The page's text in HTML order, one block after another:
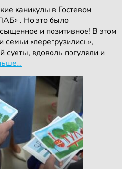
каникулы в Гостевом
. Но это было
и позитивное! В этом
«перегрузились»,
суеты, вдоволь погуляли и